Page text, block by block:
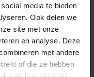
media te bieden
Ook delen we
site met onze
en analyse. Deze
met andere
of die ze hebben
van hun services.
PAI +
E 24P